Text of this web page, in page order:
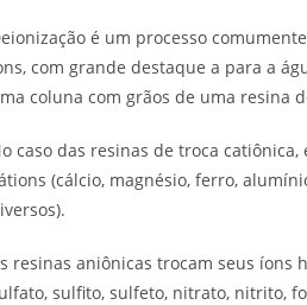
é um processo
com grande destaque a para a
coluna com grãos de uma resina
caso das resinas de troca
(cálcio, magnésio, ferro,
resinas aniônicas trocam seus íons
sulfito, sulfeto, nitrato, nitrito,